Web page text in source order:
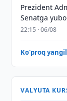
Prezident
Senatga
22:15 · 06/08
Ko'proq
VALYUTA